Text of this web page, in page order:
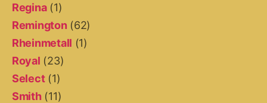
Regina(1)
Remington (62)
Rheinmetall (1)
Royal (23)
Select(1)
Smith(11)